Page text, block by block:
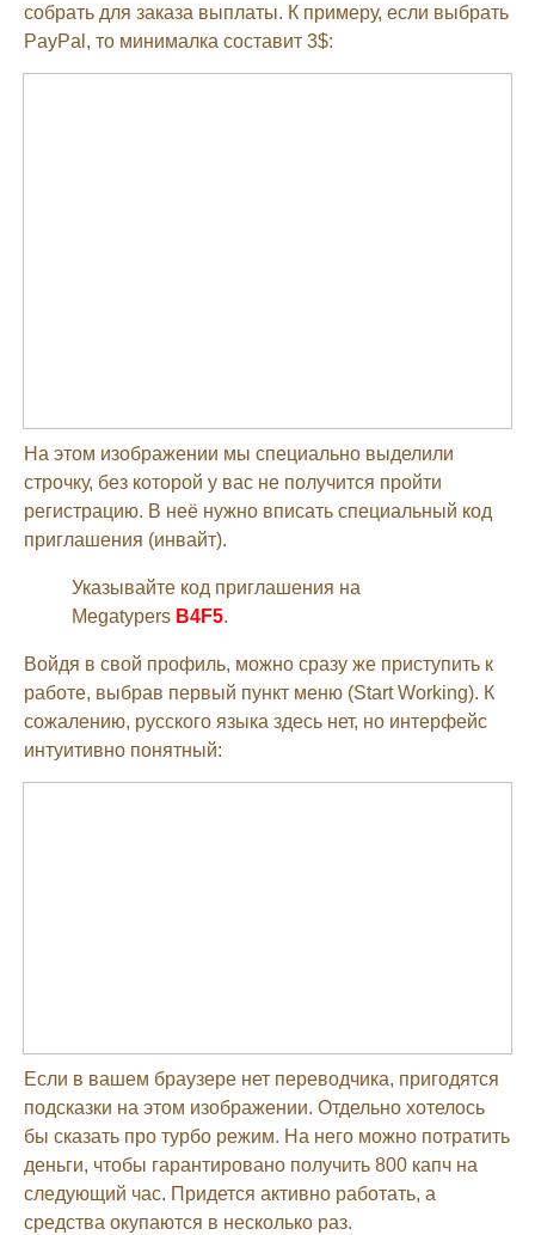
собрать для заказа выплаты. К примеру, если выбрать
PayPal, то минималка составит 3$:
На этом изображении мы специально выделили
строчку, без которой у вас не получится пройти
регистрацию. В неё нужно вписать специальный код
приглашения (инвайт).
Указывайте код приглашения на
Megatypers B4F5.
Войдя в свой профиль, можно сразу же приступить к
работе, выбрав первый пункт меню (Start Working). К
сожалению, русского языка здесь нет, но интерфейс
интуитивно понятный:
Если в вашем браузере нет переводчика, пригодятся
подсказки на этом изображении. Отдельно хотелось
бы сказать про турбо режим. На него можно потратить
деньги, чтобы гарантировано получить 800 капч на
следующий час. Придется активно работать, а
средства окупаются в несколько раз.